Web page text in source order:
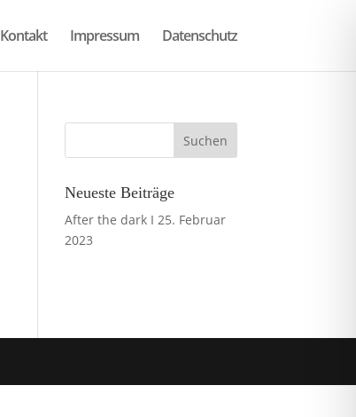
Kontakt Impressum Datenschutz
Neueste Beiträge
After the dark I 25. Februar
2023